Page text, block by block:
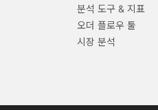
분석 도구 & 지표
오더 플로우 툴
시장 분석